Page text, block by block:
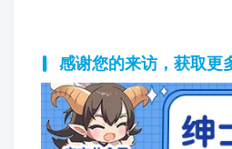
感谢您的来访，获取更